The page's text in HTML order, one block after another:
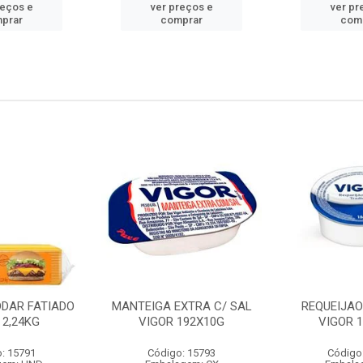
e
ver preços e
comprar
ver
FATIADO
15791
MANTEIGA EXTRA C/ SAL
VIGOR 192X10G
Código: 15793
VIGOR